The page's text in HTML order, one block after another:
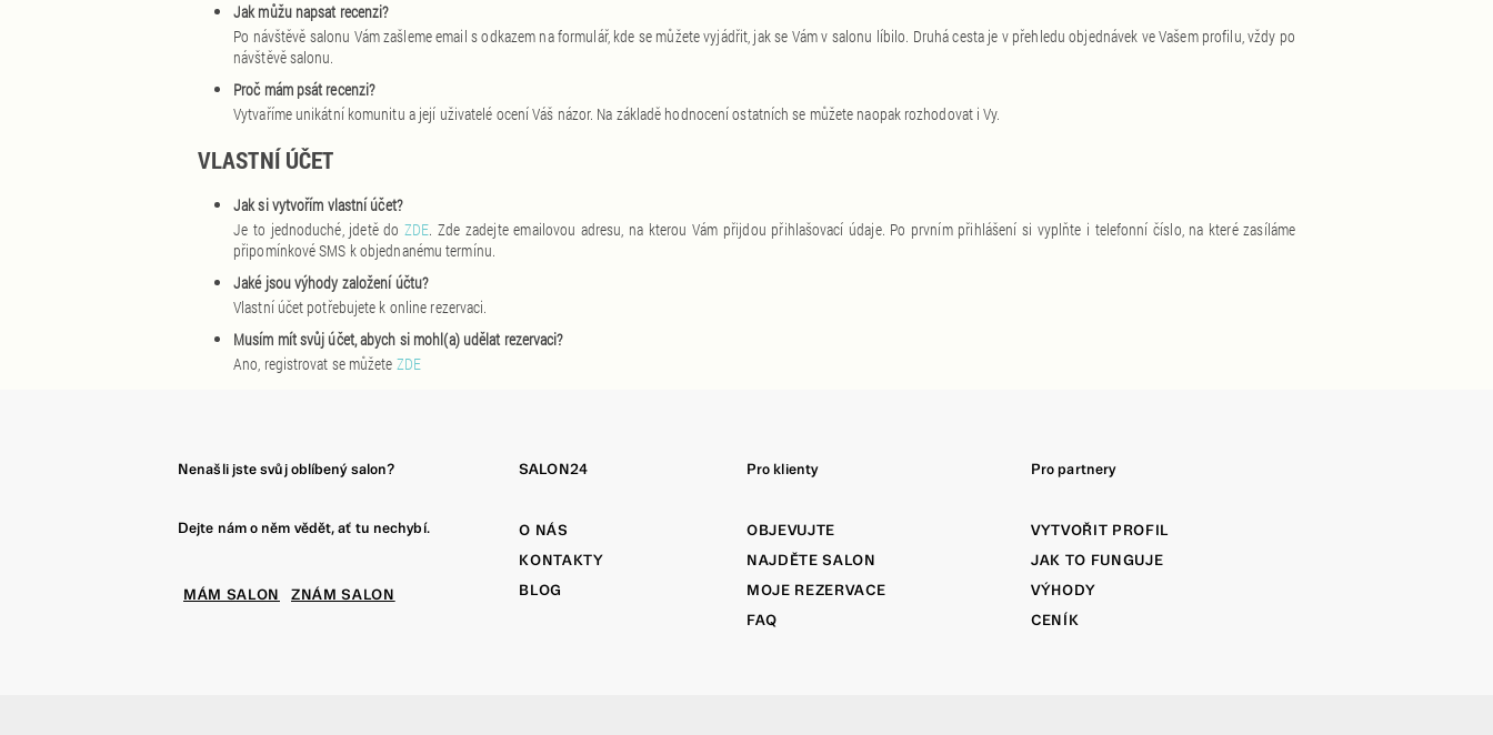
Jak můžu napsat recenzi?
Po návštěvě salonu Vám zašleme email s odkazem na formulář, kde se můžete vyjádřit, jak se Vám v salonu líbilo. Druhá cesta je v přehledu objednávek ve Vašem profilu, vždy po
návštěvě salonu.
Proč mám psát recenzi?
Vytvaříme unikátní komunitu a její uživatelé ocení Váš názor. Na základě hodnocení ostatních se můžete naopak rozhodovat i Vy.
VLASTNÍ ÚČET
Jak si vytvořím vlastní účet?
Je to jednoduché, jdetě doZDE. Zde zadejte emailovou adresu, na kterou Vám přijdou přihlašovací údaje. Po prvním přihlášení si vyplňte i telefonní číslo, na které zasíláme
připomínkové SMS k objednanému termínu.
Jaké jsou výhody založení účtu?
Vlastní účet potřebujete k online rezervaci.
Musím mít svůj účet, abych si mohl(a) udělat rezervaci?
Ano, registrovat se můžete ZDE
Nenašli jste svůj oblíbený salon?
Dejte nám o něm vědět, ať tu nechybí.
MÁM SALON ZNÁM SALON
SALON24
O NÁS
KONTAKTY
BLOG
Pro klienty
OBJEVUJTE
NAJDĚTE SALON
MOJE REZERVACE
FAQ
Pro partnery
VYTVOŘIT PROFIL
JAK TO FUNGUJE
VÝHODY
CENÍK